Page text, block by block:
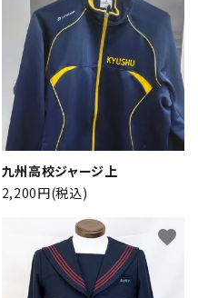
九州高校ジャージ上
2,200円(税込)
favorite